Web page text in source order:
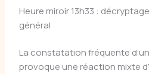
Heure miroir 13h33 :
général
La constatation fréquente
provoque une réaction mixte